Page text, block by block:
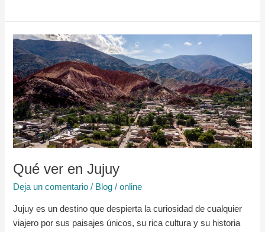
Qué ver en Jujuy
Deja un comentario / Blog /online
Jujuy es un destino que despierta la curiosidad de cualquier
viajero por sus paisajes únicos, su rica cultura y su historia
Qué
ver
en
Jujuy